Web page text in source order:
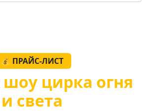
💰 ПРАЙС-ЛИСТ
шоу цирка огня
и света